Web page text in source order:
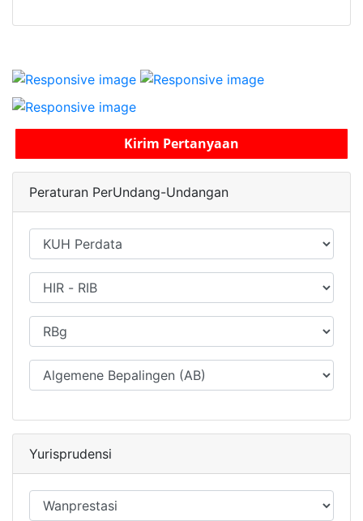
Kirim Pertanyaan
Peraturan PerUndang-Undangan
Yurisprudensi